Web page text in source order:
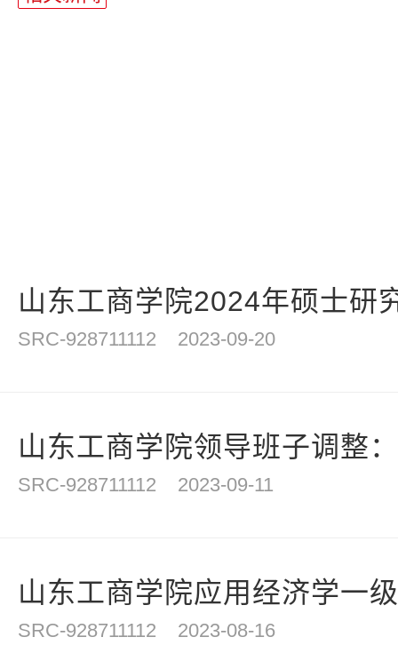
山东工商学院2024年硕士研
SRC-928711112 2023-09-20
山东工商学院领导班子调整
SRC-928711112 2023-09-11
山东工商学院应用经济学一
SRC-928711112 2023-08-16